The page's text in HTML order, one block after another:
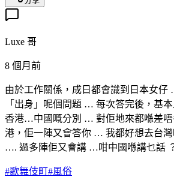
Luxe 哥
8 個月前
由於工作關係，成日都會識到日本女仔
「出身」呢個問題 … 每次答完後，基
香港…中國嘅分別 … 對佢地來都喺差唔
港，佢一陣又會答你 … 我都好想去台
…. 過多陣佢又會講 …咁中國喺講乜話
#歌舞伎町#風俗